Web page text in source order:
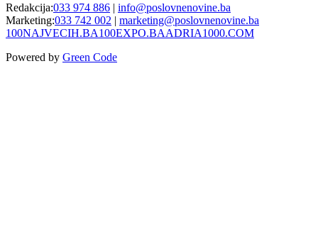
Redakcija:033 974 886 | info@poslovnenovine.ba
Marketing:033 742 002 | marketing@poslovnenovine.ba
100NAJVECIH.BA100EXPO.BAADRIA1000.COM
Powered by Green Code